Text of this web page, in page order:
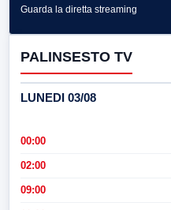
Guarda la diretta streaming
PALINSESTO TV
LUNEDI 03/08
00:00
02:00
09:00